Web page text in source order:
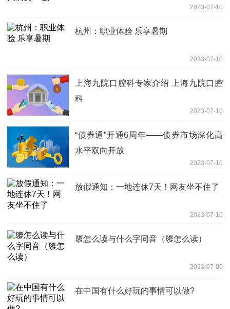
2023-07-10
杭州：职业体验 乐享暑期
2023-07-10
上海九院口腔科专家介绍 上海九院口腔
科
2023-07-10
“债券通”开通6周年——债券市场深化高
水平双向开放
2023-07-10
放假通知：一地连休7天！网友坐不住了
2023-07-10
隳怎么读与什么字同音（隳怎么读）
2023-07-09
在中国有什么好玩的事情可以做?